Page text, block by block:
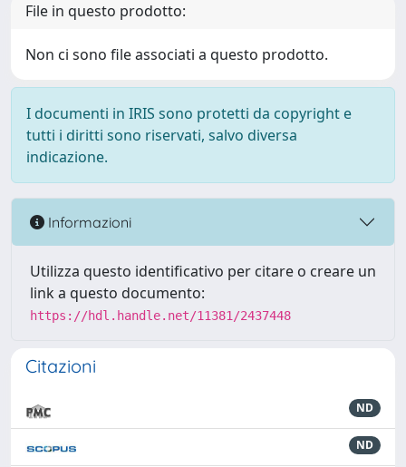
File in questo prodotto:
Non ci sono file associati a questo prodotto.
I documenti in IRIS sono protetti da copyright e
tutti i diritti sono riservati, salvo diversa
indicazione.
Informazioni
Utilizza questo identificativo per citare o creare un
link a questo documento:
https://hdl.handle.net/11381/2437448
Citazioni
ND
ND